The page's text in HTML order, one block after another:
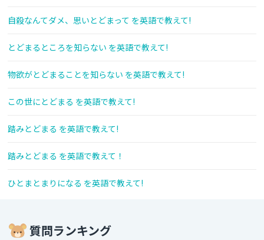
自殺なんてダメ、思いとどまって を英語で教えて!
とどまるところを知らない を英語で教えて!
物欲がとどまることを知らない を英語で教えて!
この世にとどまる を英語で教えて!
踏みとどまる を英語で教えて!
踏みとどまる を英語で教えて！
ひとまとまりになる を英語で教えて!
質問ランキング